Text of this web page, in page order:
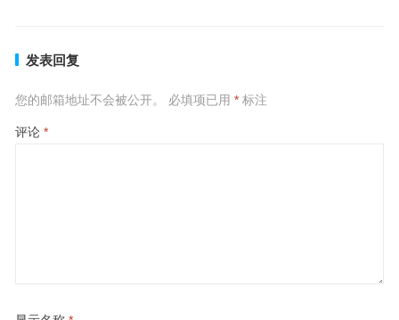
发表回复
您的邮箱地址不会被公开。 必填项已用 *标注
评论 *